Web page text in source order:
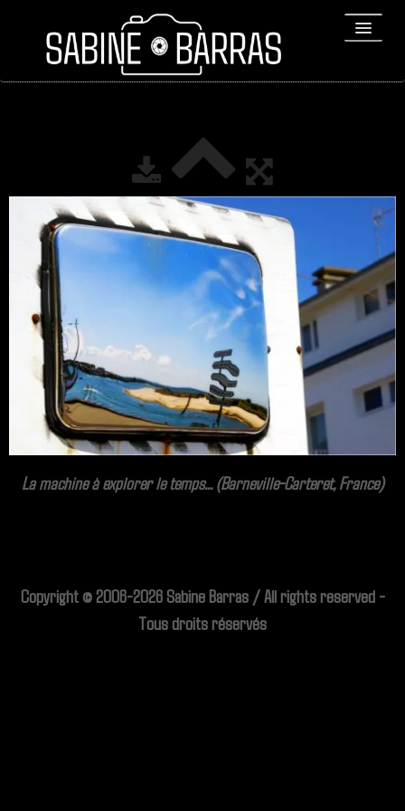
REPORTAGES▼
Bio▼
Expositions
Contact / Tirages
Liens
La machine à explorer le temps... (Barneville-Carteret, France)
Copyright © 2006-2026 Sabine Barras / All rights reserved -
Tous droits réservés